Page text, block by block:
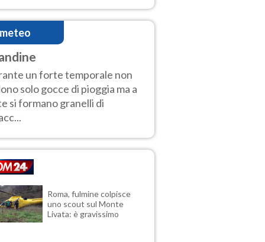
con picchi di 40°C. Le
un forte temporale non
solo gocce di pioggia ma a
si formano granelli di
Roma, fulmine colpisce
uno scout sul Monte
Livata: è gravissimo